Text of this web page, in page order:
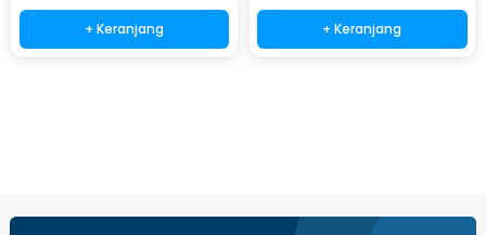
+ Keranjang + Keranjang